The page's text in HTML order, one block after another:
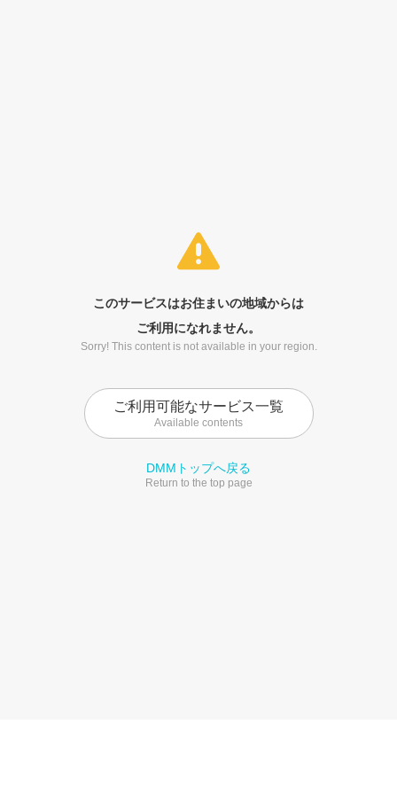
このサービスはお住まいの地域からは
ご利用になれません。
Sorry! This content is not available in your region.
ご利用可能なサービス一覧
Available contents
DMMトップへ戻る
Return to the top page